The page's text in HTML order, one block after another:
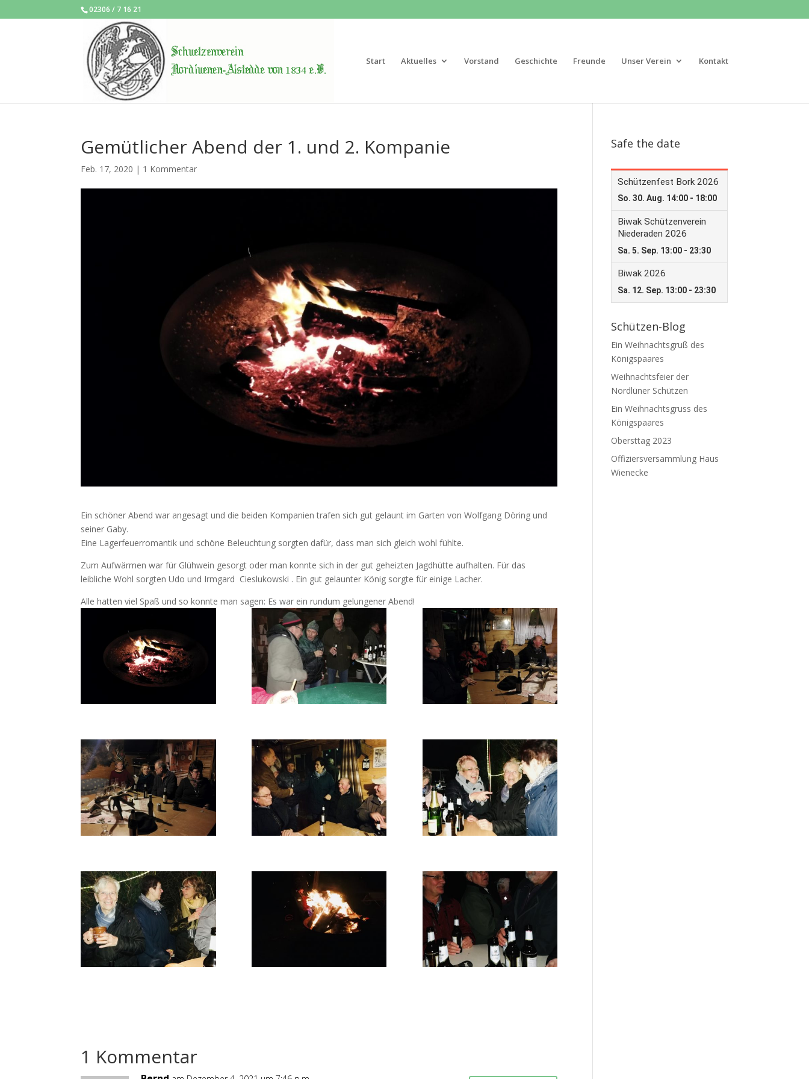
02306 / 7 16 21
Start Aktuelles Vorstand Geschichte Freunde Unser Verein Kontakt
Gemütlicher Abend der 1. und 2. Kompanie
Feb. 17, 2020 | 1 Kommentar
Ein schöner Abend war angesagt und die beiden Kompanien trafen sich gut gelaunt im Garten von Wolfgang Döring und
seiner Gaby.
Eine Lagerfeuerromantik und schöne Beleuchtung sorgten dafür, dass man sich gleich wohl fühlte.
Zum Aufwärmen war für Glühwein gesorgt oder man konnte sich in der gut geheizten Jagdhütte aufhalten. Für das
leibliche Wohl sorgten Udo und Irmgard Cieslukowski . Ein gut gelaunter König sorgte für einige Lacher.
Alle hatten viel Spaß und so konnte man sagen: Es war ein rundum gelungener Abend!
1 Kommentar
Safe the date
Schützen-Blog
Ein Weihnachtsgruß des
Königspaares
Weihnachtsfeier der
Nordlüner Schützen
Ein Weihnachtsgruss des
Königspaares
Obersttag 2023
Offiziersversammlung Haus
Wienecke